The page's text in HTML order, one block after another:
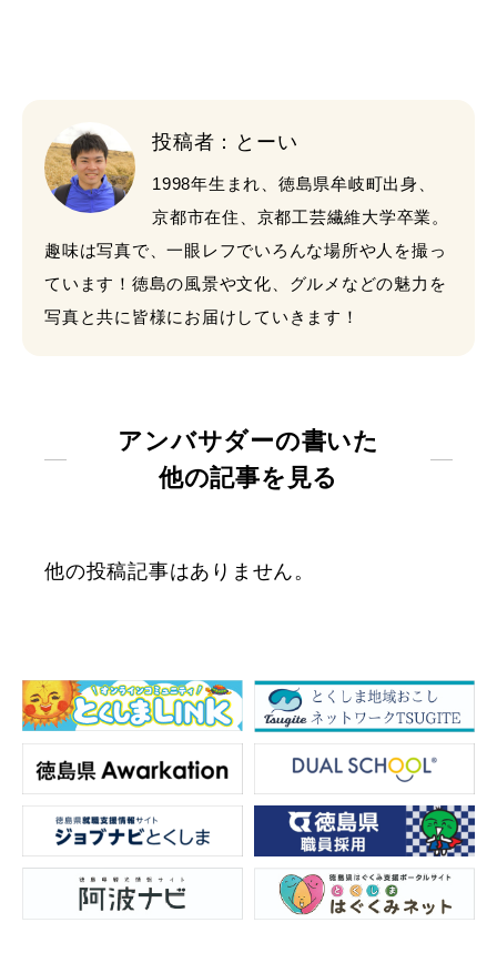
投稿者：とーい
1998年生まれ、徳島県牟岐町出身、
京都市在住、京都工芸繊維大学卒業。
趣味は写真で、一眼レフでいろんな場所や人を撮っ
ています！徳島の風景や文化、グルメなどの魅力を
写真と共に皆様にお届けしていきます！
アンバサダーの書いた
他の記事を見る
他の投稿記事はありません。